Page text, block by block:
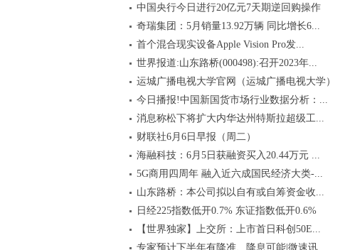
中国央行今日进行20亿元7天期逆回购操作
奇瑞集团：5月销量13.92万辆 同比增长6...
首个混合现实设备Apple Vision Pro发...
世界报道:山东路桥(000498):召开2023年...
运城广播电视大学官网（运城广播电视大学）
今日播报!中国新国货市场行业数据分析：...
消息称松下将扩大内华达州特斯拉超级工...
财联社6月6日早报（周二）
海融科技：6月5日获融资买入20.44万元 ...
5G商用四周年 融入近六成国民经济大类-...
山东路桥：本公司拟以自有或自筹资金收...
日经225指数低开0.7% 东证指数低开0.6%
【世界独家】​上交所：上市首日科创50E...
专家预计下半年有降准、降息可能|微速讯